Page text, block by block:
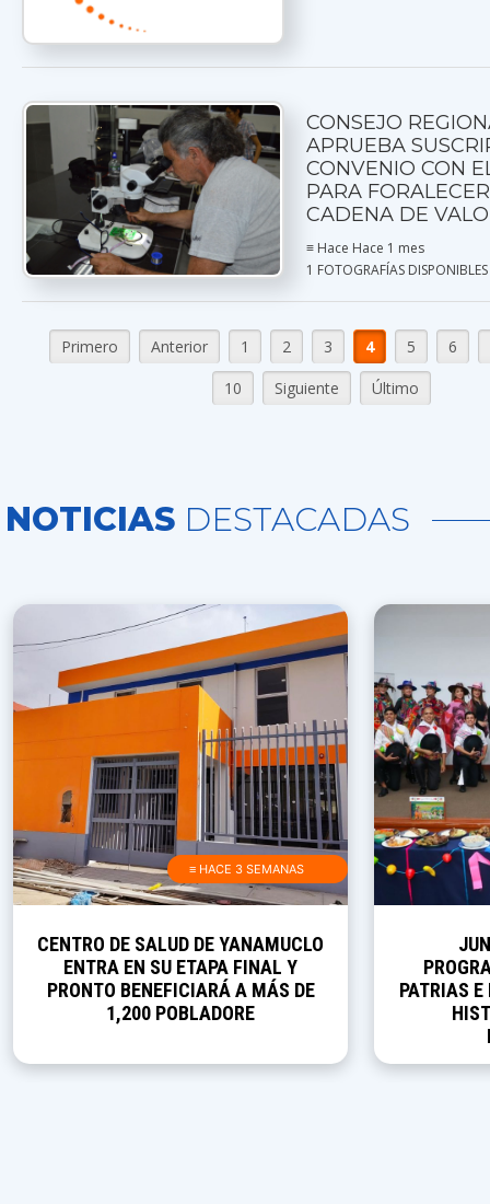
CONSEJO
APRUEBA
CONVENIO CON
PARA
CADENA DE
≡ Hace Hace 1 mes
1 FOTOGRAFÍAS DISPONIBLES
Primero Anterior 1 2 3 4 5
6
10
Siguiente Último
NOTICIAS DESTACADAS
≡ HACE 3 SEMANAS
CENTRO DE SALUD DE YANAMUCLO
ENTRA EN SU ETAPA FINAL Y
PRONTO BENEFICIARÁ A MÁS DE
1,200 POBLADORE
PATRIAS